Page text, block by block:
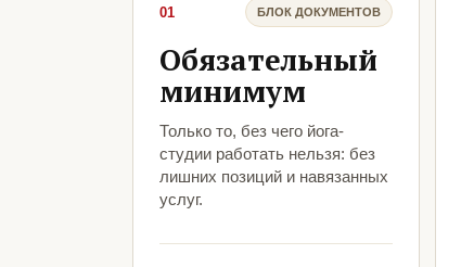
01 БЛОК ДОКУМЕНТОВ
Обязательный
минимум
Только то, без чего йога-
студии работать нельзя: без
лишних позиций и навязанных
услуг.